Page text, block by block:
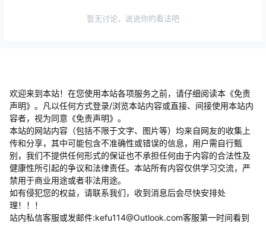
暂无讨论，说说你的看法吧
欢迎来到本站！在您使用本站各项服务之前，请仔细阅读本《免责
声明》。凡以任何方式登录/浏览本站内容或直接、间接使用本站内
容者，视为同意《免责声明》。
本站的网站内容（包括不限于文字、图片等）均来自网友的收集上
传和分享，其中可能包含不准确性或错误的信息，用户需自行甄
别，我们不提供任何形式的保证也不承担任何由于内容的合法性及
健康性所引起的争议和法律责任。本站所有内容仅供学习交流，严
禁用于商业用途或者非法用途。
​如有侵犯您的权益，请联系我们，收到消息后会尽快安排处
理！！！
站内私信客服或发邮件:kefu114@Outlook.com客服第一时间看到